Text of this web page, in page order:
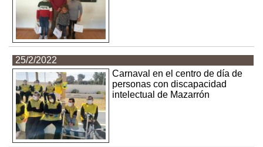
25/2/2022
Carnaval en el centro de día de
personas con discapacidad
intelectual de Mazarrón